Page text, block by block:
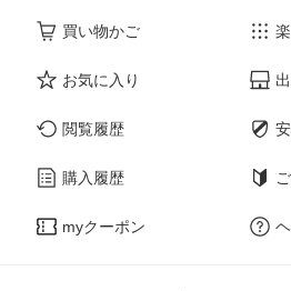
買い物かご
お気に入り
閲覧履歴
購入履歴
myクーポン